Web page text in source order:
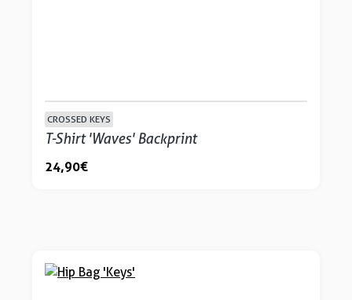
CROSSED KEYS
T-Shirt 'Waves' Backprint
24,90 €